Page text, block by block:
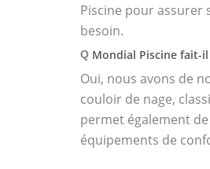
Piscine pour assurer
besoin.
Q Mondial Piscine fait-
Oui, nous avons de
couloir de nage,
permet également
équipements de